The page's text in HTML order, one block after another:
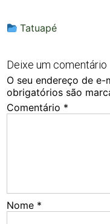
Tatuapé
Deixe um comentário
O seu endereço de
obrigatórios são
Comentário *
Nome *